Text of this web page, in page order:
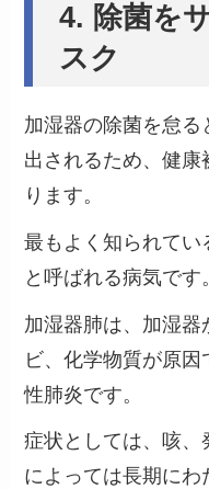
4. 除菌を
スク
加湿器の除菌を怠
出されるため、健
ります。
最もよく知られてい
と呼ばれる病気です
加湿器肺は、加湿器
ビ、化学物質が原
性肺炎です。
症状としては、咳、
によっては長期にわ